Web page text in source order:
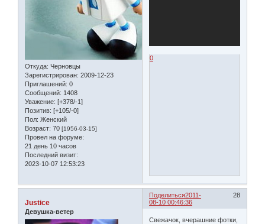
Откуда: Черновцы
Зарегистрирован: 2009-12-23
Приглашений: 0
Сообщений: 1408
Уважение: [+378/-1]
Позитив: [+105/-0]
Пол: Женский
Возраст: 70 [1956-03-15]
Провел на форуме:
21 день 10 часов
Последний визит:
2023-10-07 12:53:23
0
Поделиться 28
2011-
08-10 00:46:36
Justice
Девушка-ветер
Свежачок, вчерашние фотки,